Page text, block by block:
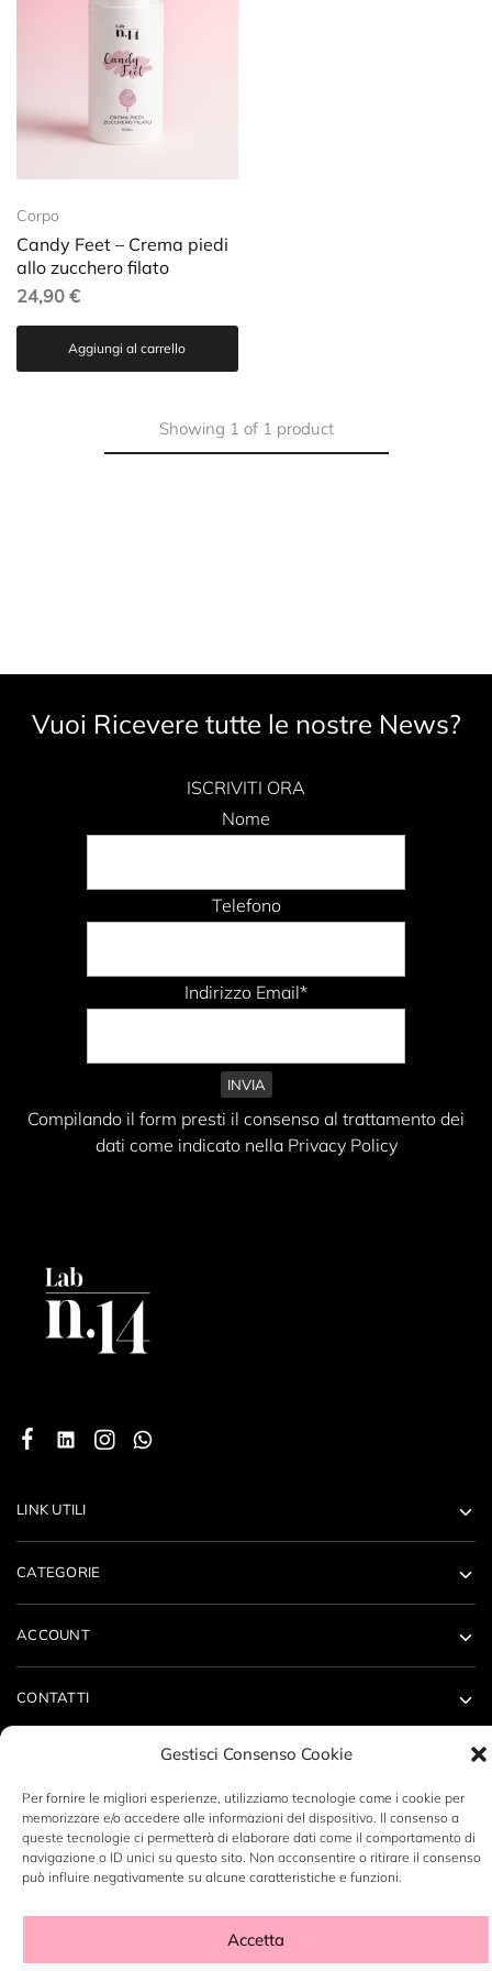
Gestisci Consenso Cookie
Per fornire le migliori esperienze, utilizziamo tecnologie come i cookie per
memorizzare e/o accedere alle informazioni del dispositivo. Il consenso a
queste tecnologie ci permetterà di elaborare dati come il comportamento di
navigazione o ID unici su questo sito. Non acconsentire o ritirare il consenso
può influire negativamente su alcune caratteristiche e funzioni.
Accetta
Corpo
Candy Feet – Crema piedi
allo zucchero filato
24,90 €
Aggiungi al carrello
Showing 1 of 1 product
Vuoi Ricevere tutte le nostre News?
ISCRIVITI ORA
Nome
Telefono
Indirizzo Email*
Compilando il form presti il consenso al trattamento dei
dati come indicato nella Privacy Policy
LINK UTILI
CATEGORIE
ACCOUNT
CONTATTI
Copyright ©2023 LABORATORIO N14 SRL - P.Iva: 12496530960
- ByDeZign Art